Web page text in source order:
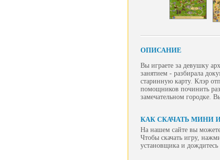
ОПИСАНИЕ
Вы играете за девушку
занятием - разбирала
старинную карту. Клэр
помощников починить
замечательном городке.
КАК СКАЧАТЬ МИНИ
На нашем сайте вы
Чтобы скачать игру,
установщика и